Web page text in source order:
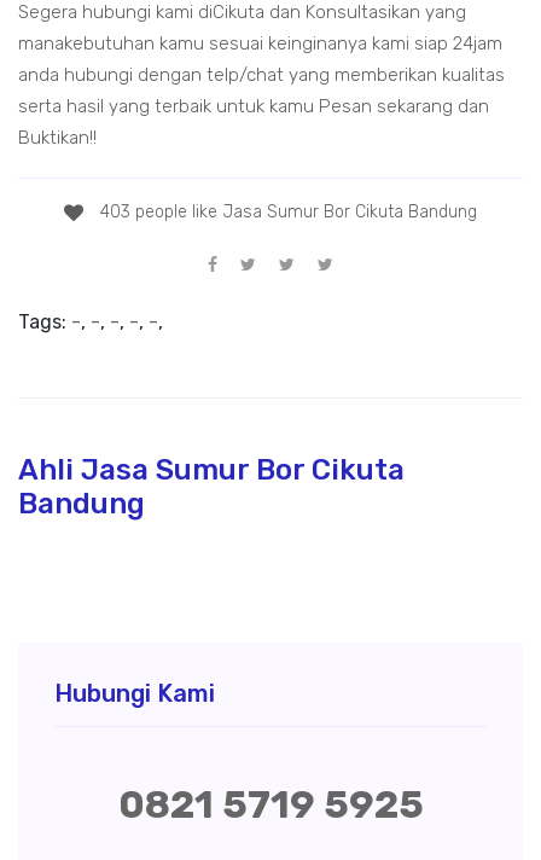
Segera hubungi kami diCikuta dan Konsultasikan yang
manakebutuhan kamu sesuai keinginanya kami siap 24jam
anda hubungi dengan telp/chat yang memberikan kualitas
serta hasil yang terbaik untuk kamu Pesan sekarang dan
Buktikan!!
403 people like Jasa Sumur Bor Cikuta Bandung
Tags: -, -, -, -, -,
Ahli Jasa Sumur Bor Cikuta
Bandung
Hubungi Kami
0821 5719 5925